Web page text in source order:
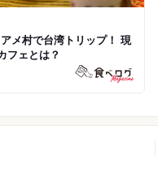
メ村で台湾トリップ！ 現
フェとは？